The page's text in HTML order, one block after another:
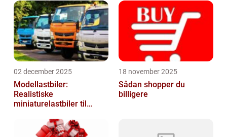
02 december 2025
Modellastbiler:
Realistiske
miniaturelastbiler til
18 november 2025
Sådan shopper du
billigere